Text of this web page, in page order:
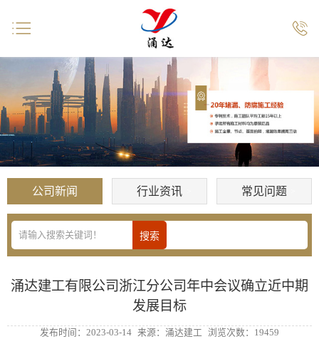
公司新闻 行业资讯 常见问题
涌达建工有限公司浙江分公司年中会议确立近中期
发展目标
发布时间：2023-03-14 来源：涌达建工 浏览次数：19459
 